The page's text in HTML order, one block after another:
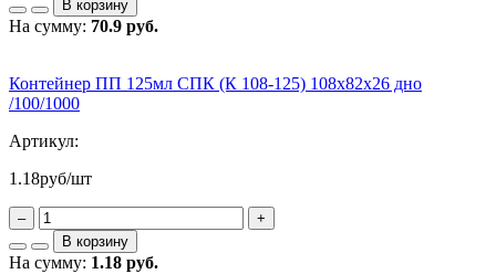
В корзину
На сумму: 70.9 руб.
Контейнер ПП 125мл СПК (К 108-125) 108х82х26 дно
/100/1000
Артикул:
1.18руб/шт
–
+
В корзину
На сумму: 1.18 руб.